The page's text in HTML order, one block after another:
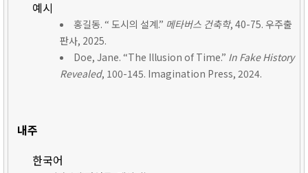
예시
홍길동. “ 도시의 설계.” 메타버스 건축학, 40-75. 우주출
판사, 2025.
Doe, Jane. “The Illusion of Time.” In Fake History
Revealed, 100-145. Imagination Press, 2024.
내주
한국어